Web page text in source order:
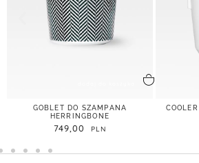
GOBLET DO SZAMPANA
HERRINGBONE
749,00